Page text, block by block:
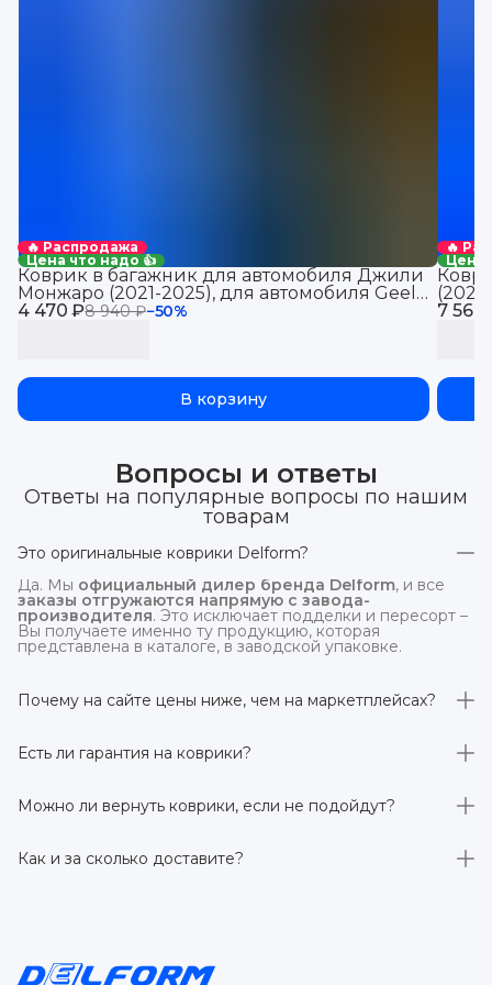
🔥 Распродажа
Цена что надо 👍
4 470 ₽8 940 ₽−50%
Коврик в багажник для автомобиля Джили
Монжаро (2021-2025), для автомобиля Geely
Monjaro, EVA 3D
В корзину
🔥
Цена
7 560
Вопросы и ответы
Ответы на популярные вопросы по нашим
товарам
Это оригинальные коврики Delform?
Да. Мы официальный дилер бренда Delform, и все
заказы отгружаются напрямую с завода-
производителя. Это исключает подделки и пересорт –
Вы получаете именно ту продукцию, которая
представлена в каталоге, в заводской упаковке.
Почему на сайте цены ниже, чем на маркетплейсах?
отгрузка идётнапрямую со склада производителя
без посредников.
Есть ли гарантия на коврики?
производителя 3 года. Если в течение этого срока
обнаружится производственный дефект – заменим
Можно ли вернуть коврики, если не подойдут?
заказанного дистанционно,без объяснения причин –
при условии сохранения товарного вида. Если коврик не
Как и за сколько доставите?